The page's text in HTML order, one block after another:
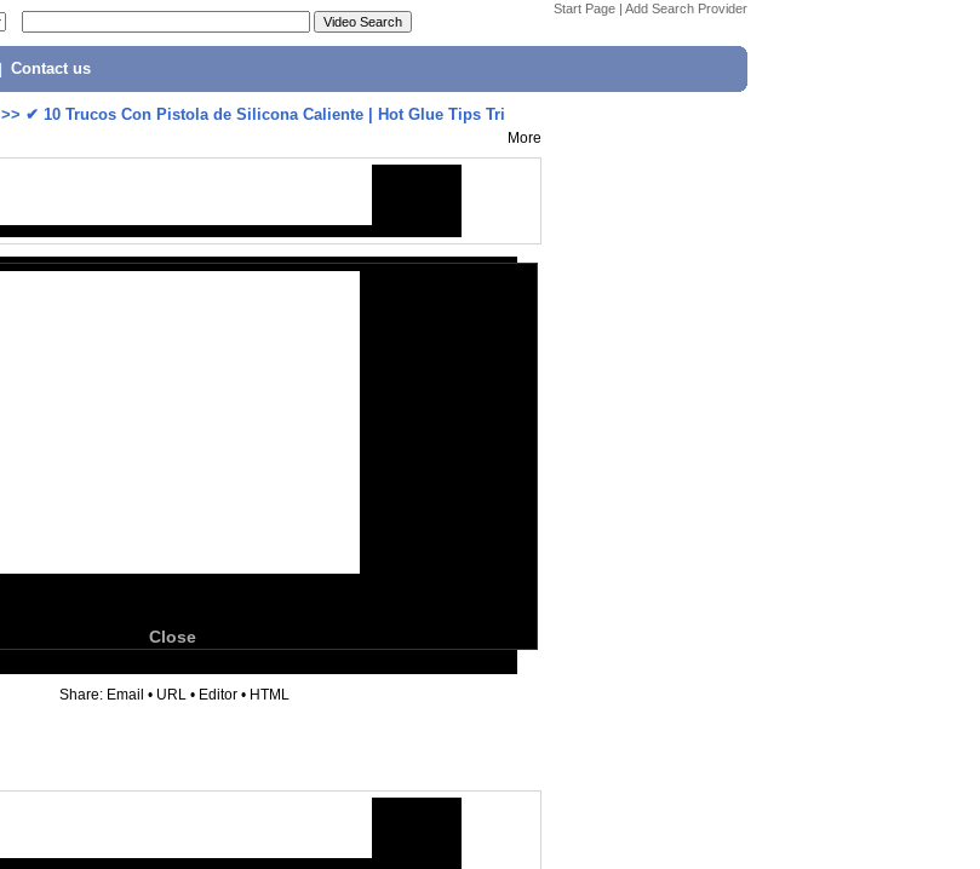
Start Page | Add Search Provider
Contact us
>> ✔ 10 Trucos Con Pistola de Silicona Caliente | Hot Glue Tips Tri
More
Close
Share: Email • URL • Editor • HTML